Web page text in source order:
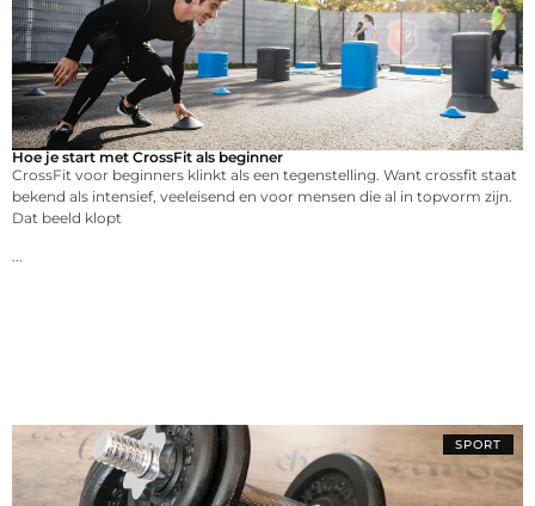
Hoe je start met CrossFit als beginner
CrossFit voor beginners klinkt als een tegenstelling. Want crossfit staat
bekend als intensief, veeleisend en voor mensen die al in topvorm zijn.
Dat beeld klopt
...
SPORT